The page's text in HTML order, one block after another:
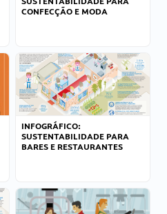
CONFECÇÃO E MODA
INFOGRÁFICO:
SUSTENTABILIDADE PARA
BARES E RESTAURANTES